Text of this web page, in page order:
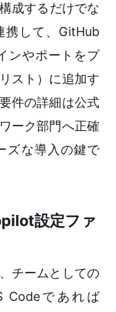
成するだけでな
携して、GitHub
ンやポートをプ
スト）に追加す
件の詳細は公式
ーク部門へ正確
ズな導入の鍵で
設定ファ
チームとしての
Codeであれば